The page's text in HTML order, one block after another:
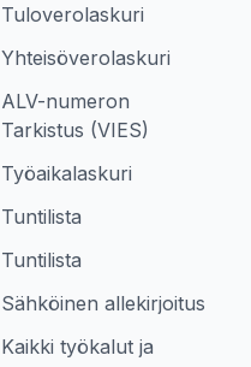
Tuloverolaskuri
Yhteisöverolaskuri
ALV-numeron
Tarkistus (VIES)
Työaikalaskuri
Tuntilista
Tuntilista
Sähköinen allekirjoitus
Kaikki työkalut ja